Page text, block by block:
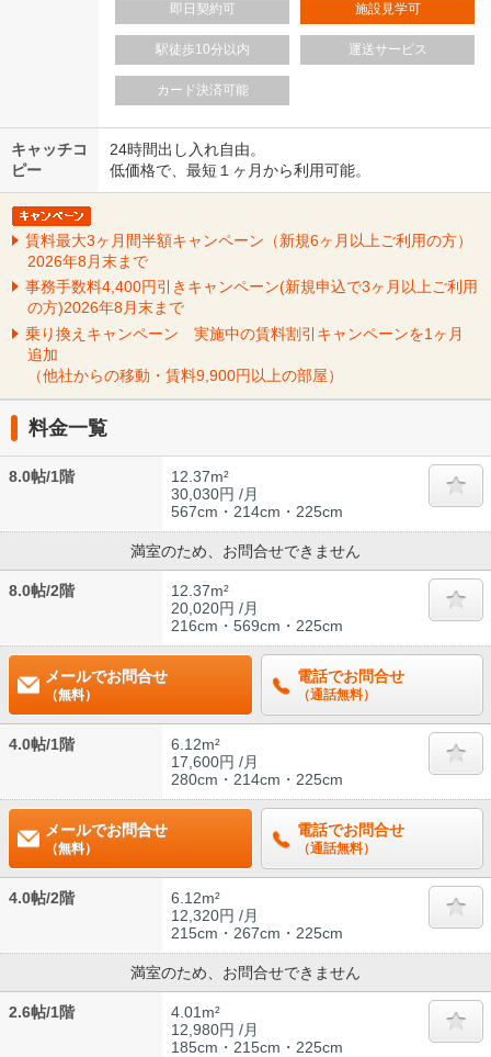
即日契約可 施設見学可
駅徒歩10分以内 運送サービス
カード決済可能
キャッチコ
ピー
24時間出し入れ自由。
低価格で、最短１ヶ月から利用可能。
賃料最大3ヶ月間半額キャンペーン（新規6ヶ月以上ご利用の方）
2026年8月末まで
事務手数料4,400円引きキャンペーン(新規申込で3ヶ月以上ご利用
の方)2026年8月末まで
乗り換えキャンペーン 実施中の賃料割引キャンペーンを1ヶ月
追加
（他社からの移動・賃料9,900円以上の部屋）
料金一覧
8.0帖/1階
12.37m²
30,030円 /月
567cm・214cm・225cm
満室のため、お問合せできません
8.0帖/2階
12.37m²
20,020円 /月
216cm・569cm・225cm
メールでお問合せ
（無料）
電話でお問合せ
（通話無料）
4.0帖/1階
6.12m²
17,600円 /月
280cm・214cm・225cm
メールでお問合せ
（無料）
電話でお問合せ
（通話無料）
4.0帖/2階
6.12m²
12,320円 /月
215cm・267cm・225cm
満室のため、お問合せできません
2.6帖/1階
4.01m²
12,980円 /月
185cm・215cm・225cm